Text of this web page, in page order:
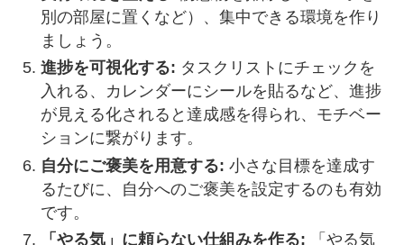
別の部屋に置くなど）、集中できる環境を作り
ましょう。
進捗を可視化する: タスクリストにチェックを
入れる、カレンダーにシールを貼るなど、進捗
が見える化されると達成感を得られ、モチベー
ションに繋がります。
自分にご褒美を用意する: 小さな目標を達成す
るたびに、自分へのご褒美を設定するのも有効
です。
「やる気」に頼らない仕組みを作る: 「やる気